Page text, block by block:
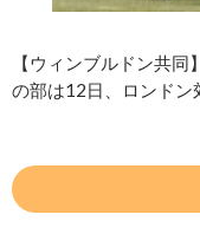
【ウィンブルドン共
の部は12日、ロンド